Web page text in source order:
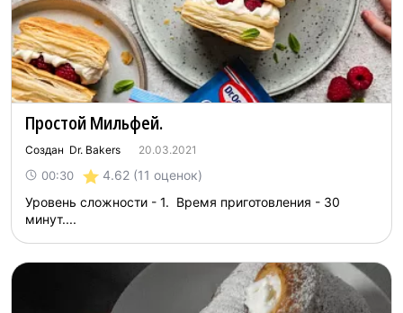
Простой Мильфей.
Создан Dr. Bakers 20.03.2021
00:30 4.62 (11 оценок)
Уровень сложности - 1. Время приготовления - 30
минут....